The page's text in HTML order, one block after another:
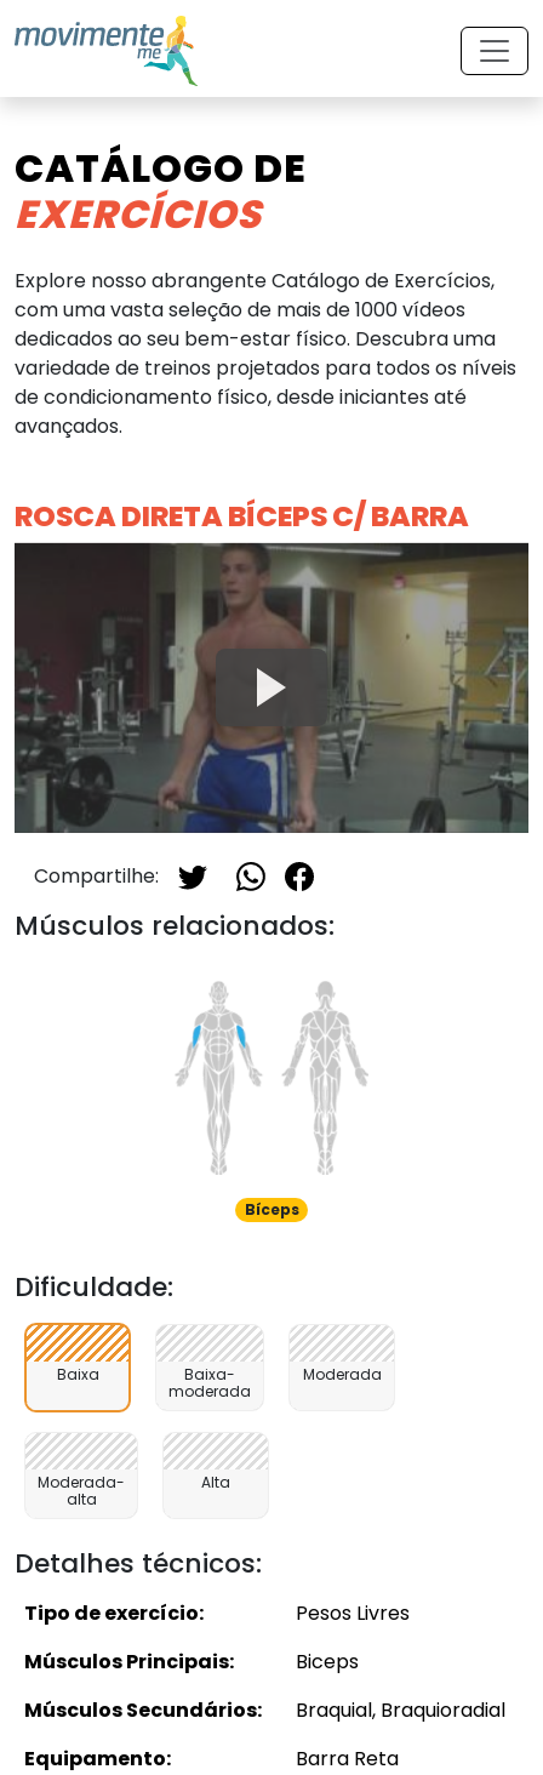
CATÁLOGO DE
EXERCÍCIOS
Explore nosso abrangente Catálogo de Exercícios,
com uma vasta seleção de mais de 1000 vídeos
dedicados ao seu bem-estar físico. Descubra uma
variedade de treinos projetados para todos os níveis
de condicionamento físico, desde iniciantes até
avançados.
ROSCA DIRETA BÍCEPS C/ BARRA
Compartilhe:
Músculos relacionados:
Bíceps
Dificuldade:
Baixa
Baixa-
moderada
Moderada
Moderada-
alta
Alta
Detalhes técnicos:
Tipo de exercício:
Pesos Livres
Músculos Principais:
Biceps
Músculos Secundários:
Braquial, Braquioradial
Equipamento:
Barra Reta